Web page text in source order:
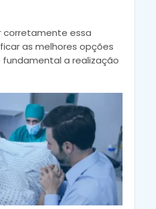
corretamente essa
as melhores opções
a realização